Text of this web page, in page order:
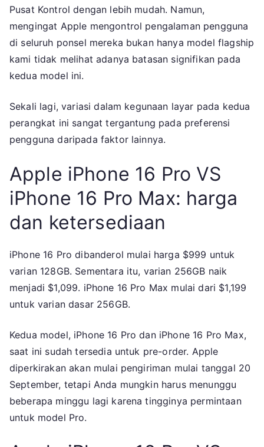
Pusat Kontrol dengan lebih mudah. Namun,
mengingat Apple mengontrol pengalaman pengguna
di seluruh ponsel mereka bukan hanya model flagship
kami tidak melihat adanya batasan signifikan pada
kedua model ini.
Sekali lagi, variasi dalam kegunaan layar pada kedua
perangkat ini sangat tergantung pada preferensi
pengguna daripada faktor lainnya.
Apple iPhone 16 Pro VS
iPhone 16 Pro Max: harga
dan ketersediaan
iPhone 16 Pro dibanderol mulai harga $999 untuk
varian 128GB. Sementara itu, varian 256GB naik
menjadi $1,099. iPhone 16 Pro Max mulai dari $1,199
untuk varian dasar 256GB.
Kedua model, iPhone 16 Pro dan iPhone 16 Pro Max,
saat ini sudah tersedia untuk pre-order. Apple
diperkirakan akan mulai pengiriman mulai tanggal 20
September, tetapi Anda mungkin harus menunggu
beberapa minggu lagi karena tingginya permintaan
untuk model Pro.